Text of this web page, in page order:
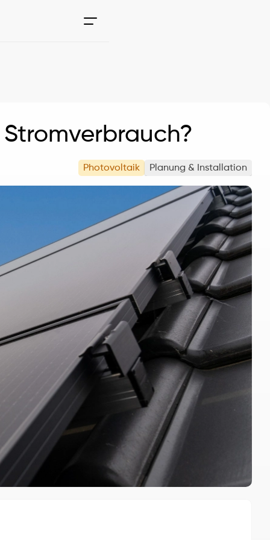
Photovoltaik Planung & Installation